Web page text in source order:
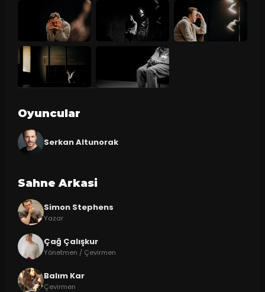
Oyuncular
Serkan Altunorak
Sahne Arkasi
Simon Stephens
Yazar
Çağ Çalışkur
Yönetmen / Çevirmen
Balım Kar
Çevirmen